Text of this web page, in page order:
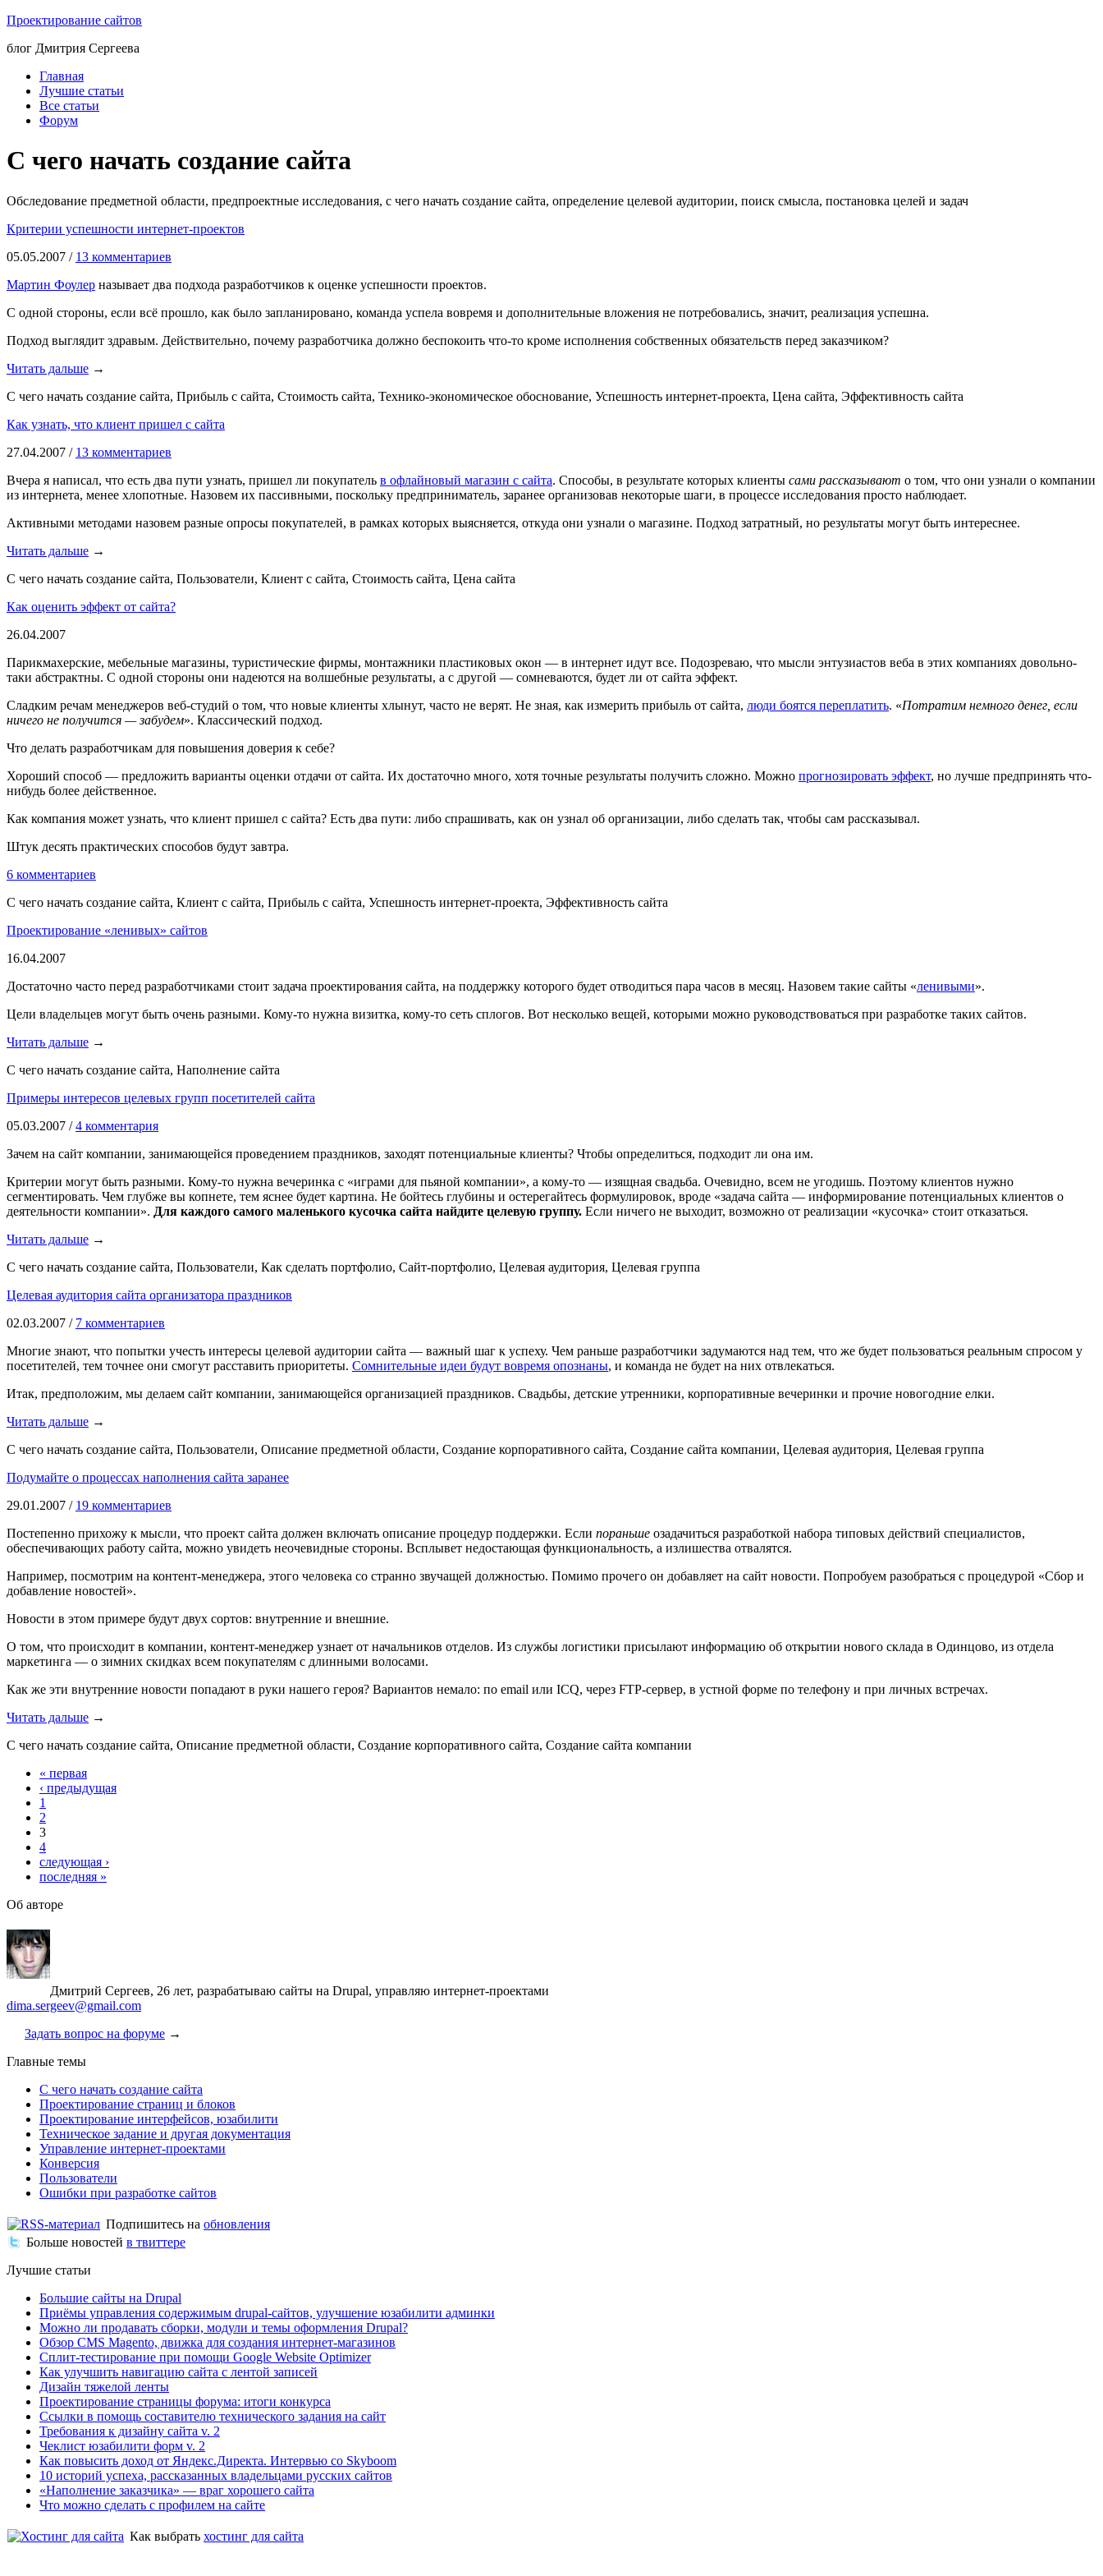
Проектирование сайтов
блог Дмитрия Сергеева
Главная
Лучшие статьи
Все статьи
Форум
С чего начать создание сайта
Обследование предметной области, предпроектные исследования, с чего начать создание сайта, определение целевой аудитории, поиск смысла, постановка целей и задач
Критерии успешности интернет-проектов
05.05.2007 / 13 комментариев
Мартин Фоулер называет два подхода разработчиков к оценке успешности проектов.
С одной стороны, если всё прошло, как было запланировано, команда успела вовремя и дополнительные вложения не потребовались, значит, реализация успешна.
Подход выглядит здравым. Действительно, почему разработчика должно беспокоить что-то кроме исполнения собственных обязательств перед заказчиком?
Читать дальше →
С чего начать создание сайта, Прибыль с сайта, Стоимость сайта, Технико-экономическое обоснование, Успешность интернет-проекта, Цена сайта, Эффективность сайта
Как узнать, что клиент пришел с сайта
27.04.2007 / 13 комментариев
Вчера я написал, что есть два пути узнать, пришел ли покупатель в офлайновый магазин с сайта. Способы, в результате которых клиенты сами рассказывают о том, что они узнали о компании
из интернета, менее хлопотные. Назовем их пассивными, поскольку предприниматель, заранее организовав некоторые шаги, в процессе исследования просто наблюдает.
Активными методами назовем разные опросы покупателей, в рамках которых выясняется, откуда они узнали о магазине. Подход затратный, но результаты могут быть интереснее.
Читать дальше →
С чего начать создание сайта, Пользователи, Клиент с сайта, Стоимость сайта, Цена сайта
Как оценить эффект от сайта?
26.04.2007
Парикмахерские, мебельные магазины, туристические фирмы, монтажники пластиковых окон — в интернет идут все. Подозреваю, что мысли энтузиастов веба в этих компаниях довольно-
таки абстрактны. С одной стороны они надеются на волшебные результаты, а с другой — сомневаются, будет ли от сайта эффект.
Сладким речам менеджеров веб-студий о том, что новые клиенты хлынут, часто не верят. Не зная, как измерить прибыль от сайта, люди боятся переплатить. «Потратим немного денег, если
ничего не получится — забудем». Классический подход.
Что делать разработчикам для повышения доверия к себе?
Хороший способ — предложить варианты оценки отдачи от сайта. Их достаточно много, хотя точные результаты получить сложно. Можно прогнозировать эффект, но лучше предпринять что-
нибудь более действенное.
Как компания может узнать, что клиент пришел с сайта? Есть два пути: либо спрашивать, как он узнал об организации, либо сделать так, чтобы cам рассказывал.
Штук десять практических способов будут завтра.
6 комментариев
С чего начать создание сайта, Клиент с сайта, Прибыль с сайта, Успешность интернет-проекта, Эффективность сайта
Проектирование «ленивых» сайтов
16.04.2007
Достаточно часто перед разработчиками стоит задача проектирования сайта, на поддержку которого будет отводиться пара часов в месяц. Назовем такие сайты «ленивыми».
Цели владельцев могут быть очень разными. Кому-то нужна визитка, кому-то сеть сплогов. Вот несколько вещей, которыми можно руководствоваться при разработке таких сайтов.
Читать дальше →
С чего начать создание сайта, Наполнение сайта
Примеры интересов целевых групп посетителей сайта
05.03.2007 /4 комментария
Зачем на сайт компании, занимающейся проведением праздников, заходят потенциальные клиенты? Чтобы определиться, подходит ли она им.
Критерии могут быть разными. Кому-то нужна вечеринка с «играми для пьяной компании», а кому-то — изящная свадьба. Очевидно, всем не угодишь. Поэтому клиентов нужно
сегментировать. Чем глубже вы копнете, тем яснее будет картина. Не бойтесь глубины и остерегайтесь формулировок, вроде «задача сайта — информирование потенциальных клиентов о
деятельности компании». Для каждого самого маленького кусочка сайта найдите целевую группу. Если ничего не выходит, возможно от реализации «кусочка» стоит отказаться.
Читать дальше →
С чего начать создание сайта, Пользователи, Как сделать портфолио, Сайт-портфолио, Целевая аудитория, Целевая группа
Целевая аудитория сайта организатора праздников
02.03.2007 / 7 комментариев
Многие знают, что попытки учесть интересы целевой аудитории сайта — важный шаг к успеху. Чем раньше разработчики задумаются над тем, что же будет пользоваться реальным спросом у
посетителей, тем точнее они смогут расставить приоритеты. Сомнительные идеи будут вовремя опознаны, и команда не будет на них отвлекаться.
Итак, предположим, мы делаем сайт компании, занимающейся организацией праздников. Свадьбы, детские утренники, корпоративные вечеринки и прочие новогодние елки.
Читать дальше →
С чего начать создание сайта, Пользователи, Описание предметной области, Создание корпоративного сайта, Создание сайта компании, Целевая аудитория, Целевая группа
Подумайте о процессах наполнения сайта заранее
29.01.2007 / 19 комментариев
Постепенно прихожу к мысли, что проект сайта должен включать описание процедур поддержки. Если пораньше озадачиться разработкой набора типовых действий специалистов,
обеспечивающих работу сайта, можно увидеть неочевидные стороны. Всплывет недостающая функциональность, а излишества отвалятся.
Например, посмотрим на контент-менеджера, этого человека со странно звучащей должностью. Помимо прочего он добавляет на сайт новости. Попробуем разобраться с процедурой «Сбор и
добавление новостей».
Новости в этом примере будут двух сортов: внутренние и внешние.
О том, что происходит в компании, контент-менеджер узнает от начальников отделов. Из службы логистики присылают информацию об открытии нового склада в Одинцово, из отдела
маркетинга — о зимних скидках всем покупателям с длинными волосами.
Как же эти внутренние новости попадают в руки нашего героя? Вариантов немало: по email или ICQ, через FTP-сервер, в устной форме по телефону и при личных встречах.
Читать дальше →
С чего начать создание сайта, Описание предметной области, Создание корпоративного сайта, Создание сайта компании
« первая
‹ предыдущая
1
2
3
4
следующая ›
последняя »
Об авторе
Дмитрий Сергеев, 26 лет, разрабатываю сайты на Drupal, управляю интернет-проектами
dima.sergeev@gmail.com
Задать вопрос на форуме →
Главные темы
С чего начать создание сайта
Проектирование страниц и блоков
Проектирование интерфейсов, юзабилити
Техническое задание и другая документация
Управление интернет-проектами
Конверсия
Пользователи
Ошибки при разработке сайтов
Подпишитесь на обновления
Больше новостей в твиттере
Лучшие статьи
Большие сайты на Drupal
Приёмы управления содержимым drupal-сайтов, улучшение юзабилити админки
Можно ли продавать сборки, модули и темы оформления Drupal?
Обзор CMS Magento, движка для создания интернет-магазинов
Сплит-тестирование при помощи Google Website Optimizer
Как улучшить навигацию сайта с лентой записей
Дизайн тяжелой ленты
Проектирование страницы форума: итоги конкурса
Ссылки в помощь составителю технического задания на сайт
Требования к дизайну сайта v. 2
Чеклист юзабилити форм v. 2
Как повысить доход от Яндекс.Директа. Интервью со Skyboom
10 историй успеха, рассказанных владельцами русских сайтов
«Наполнение заказчика» — враг хорошего сайта
Что можно сделать с профилем на сайте
Как выбрать хостинг для сайта